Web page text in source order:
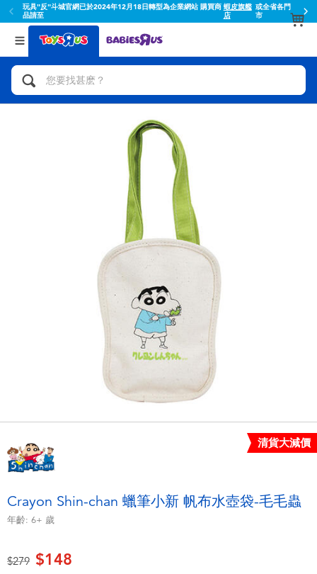
玩具"反"斗城官網已於2024年12月18日轉型為企業網站 購買商
品請至
蝦皮旗艦
店
或全省各門
市
返回
分類目錄
人氣英雄,角色扮演,射擊玩具
腳踏車,滑板車,騎乘車
拼砌組合及樂高LEGO
玩具車,貨車,火車及遙控系列
手工藝,文具,蠟筆,泥膠,畫板
遊戲及拼圖系列
戶外及運動用品
角色扮演及造型系列
毛毛公仔玩具
返回
品牌
Toy Story玩具總動員
Super Mario超級瑪利歐
Miniso名創優品
Barbie芭比
Disney Frozen迪士尼冰雪奇緣
Marvel漫威
Play-Doh培樂多
清貨大減價
Crayon Shin-chan 蠟筆小新 帆布水壺袋-毛毛蟲
年齡: 6+ 歲
價格從
$279至$148